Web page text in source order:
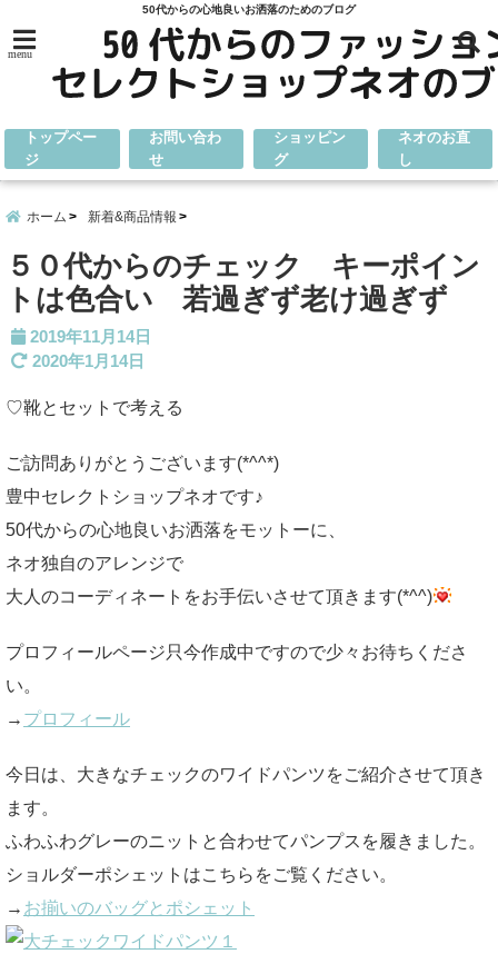
50代からの心地良いお洒落のためのブログ
menu
トップペー
ジ
お問い合わ
せ
ショッピン
グ
ネオのお直
し
ホーム 新着&商品情報
５０代からのチェック キーポイン
トは色合い 若過ぎず老け過ぎず
2019年11月14日
2020年1月14日
♡靴とセットで考える
ご訪問ありがとうございます(*^^*)
豊中セレクトショップネオです♪
50代からの心地良いお洒落をモットーに、
ネオ独自のアレンジで
大人のコーディネートをお手伝いさせて頂きます(*^^)
プロフィールページ只今作成中ですので少々お待ちくださ
い。
→ プロフィール
今日は、大きなチェックのワイドパンツをご紹介させて頂き
ます。
ふわふわグレーのニットと合わせてパンプスを履きました。
ショルダーポシェットはこちらをご覧ください。
→ お揃いのバッグとポシェット